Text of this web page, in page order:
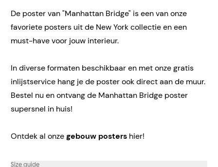
De poster van "Manhattan Bridge" is een van onze
favoriete posters uit de New York collectie en een
must-have voor jouw interieur.
In diverse formaten beschikbaar en met onze gratis
inlijstservice hang je de poster ook direct aan de muur.
Bestel nu en ontvang de Manhattan Bridge poster
supersnel in huis!
Ontdek al onzegebouw posters hier!
Size guide